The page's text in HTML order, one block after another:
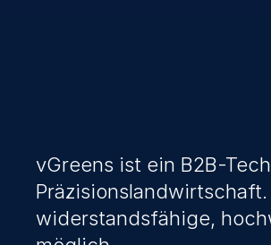
vGreens ist ein B2B-
widerstandsfähige,